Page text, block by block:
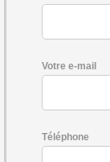
Votre e-mail
Téléphone